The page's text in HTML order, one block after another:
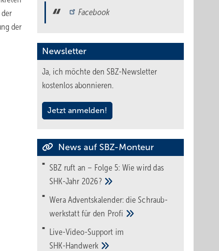
der
Facebook
Newsletter
Ja, ich möchte den SBZ-Newsletter
kostenlos abonnieren.
Jetzt anmelden!
News auf SBZ-Monteur
SBZ ruft an – Folge 5: Wie wird das
SHK-Jahr 2026?
Wera Adventskalender: die Schraub­
werk­statt für den Pro­fi
Live-Video-Support im
SHK-Handwerk